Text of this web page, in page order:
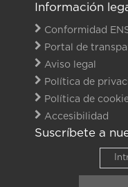
Información
Conformidad
Portal de
Aviso legal
Política de
Política de
Accesibilidad
Suscríbete a